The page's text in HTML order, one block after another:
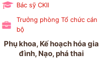
Bác sỹ CKII
Trưởng phòng Tổ chức cán
bộ
Phụ khoa, Kế hoạch hóa gia
đình, Nạo, phá thai